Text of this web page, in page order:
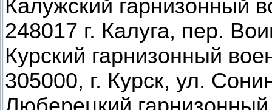
Калужский гарнизонный
248017 г. Калуга, пер.
Курский гарнизонный
305000, г. Курск, ул.